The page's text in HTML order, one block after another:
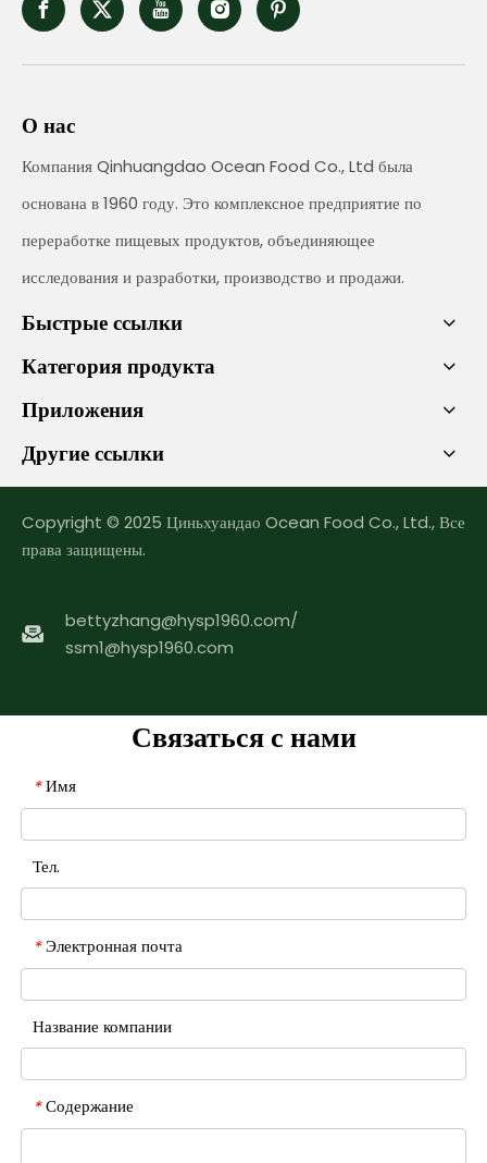
О нас
Компания Qinhuangdao Ocean Food Co., Ltd была
основана в 1960 году. Это комплексное предприятие по
переработке пищевых продуктов, объединяющее
исследования и разработки, производство и продажи.
Быстрые ссылки
Категория продукта
Приложения
Другие ссылки
Copyright © 2025 Циньхуандао Ocean Food Co., Ltd., Все
права защищены.
bettyzhang@hysp1960.com/
ssm1@hysp1960.com
Связаться с нами
* Имя
Тел.
* Электронная почта
Название компании
* Содержание